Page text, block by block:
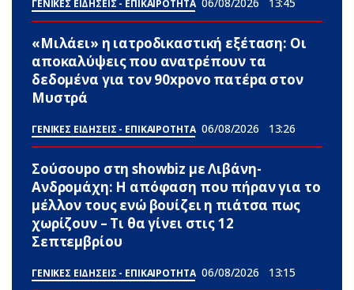
ΓΕΝΙΚΕΣ ΕΙΔΗΣΕΙΣ - ΕΠΙΚΑΙΡΟΤΗΤΑ
«Μιλάει» η ιατροδικαστική εξέταση: Οι
αποκαλύψεις που ανατρέπουν τα
δεδομένα για τον 90xpovo πατέpα στον
Μυστρά
ΓΕΝΙΚΕΣ ΕΙΔΗΣΕΙΣ - ΕΠΙΚΑΙΡΟΤΗΤΑ 06/08/2026 13:26
Σούσουpo στη showbiz με Λιβάνη-
Ανδρομάχη: Η απόφαση που πήραν για το
μέλλον τους ενώ βουίζει η πιάτσα πως
χωρίζουν – Τι θα γίνει στις 12
Σεπτεμβρίου
ΓΕΝΙΚΕΣ ΕΙΔΗΣΕΙΣ - ΕΠΙΚΑΙΡΟΤΗΤΑ 06/08/2026 13:15